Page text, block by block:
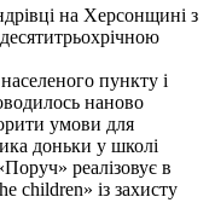
на Херсонщині з
пункту і
наново
умови для
доньки у школі
реалізовує в
children» із захисту